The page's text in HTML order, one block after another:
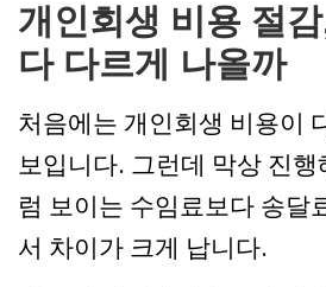
개인회생 비용 절
다 다르게 나올까
처음에는 개인회생 비용이
보입니다. 그런데 막상 진
럼 보이는 수임료보다 송달
서 차이가 크게 납니다.